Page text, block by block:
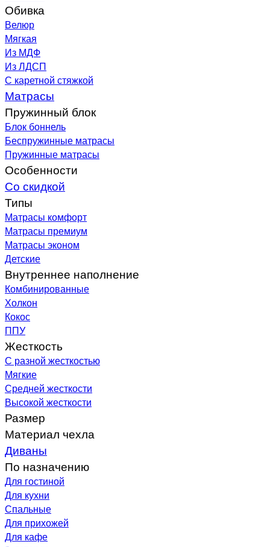
Обивка
Велюр
Мягкая
Из МДФ
Из ЛДСП
С каретной стяжкой
Матрасы
Пружинный блок
Блок боннель
Беспружинные матрасы
Пружинные матрасы
Особенности
Со скидкой
Типы
Матрасы комфорт
Матрасы премиум
Матрасы эконом
Детские
Внутреннее наполнение
Комбинированные
Холкон
Кокос
ППУ
Жесткость
С разной жесткостью
Мягкие
Средней жесткости
Высокой жесткости
Размер
Материал чехла
Диваны
По назначению
Для гостиной
Для кухни
Спальные
Для прихожей
Для кафе